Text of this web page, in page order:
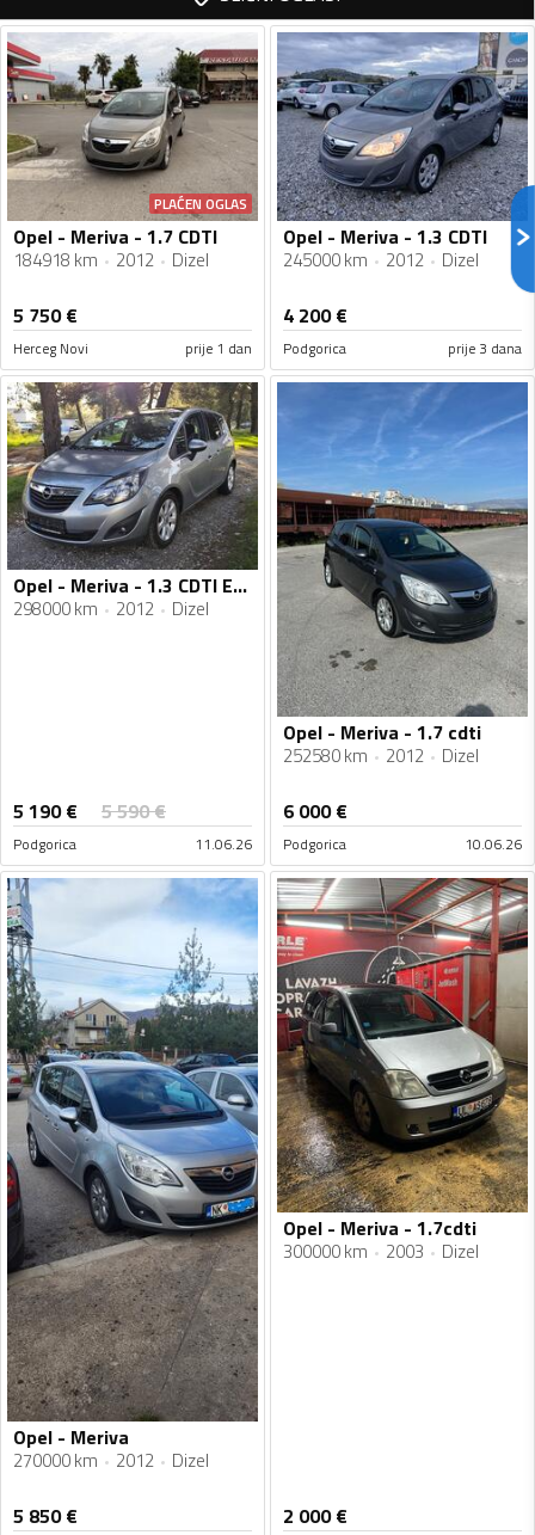
PLAĆEN OGLAS
Opel - Meriva - 1.7 CDTI
184918 km 2012 Dizel
5 750€
Herceg Novi prije 1 dan
Opel - Meriva - 1.3 CDTI
245000 km 2012 Dizel
4 200€
Podgorica prije 3 dana
Opel - Meriva - 1.3 CDTI ECO FLEX
298000 km 2012 Dizel
5 190€ 5 590€
Podgorica 11.06.26
Opel - Meriva - 1.7 cdti
252580 km 2012 Dizel
6 000€
Podgorica 10.06.26
Opel - Meriva
270000 km 2012 Dizel
5 850€
Opel - Meriva - 1.7cdti
300000 km 2003 Dizel
2 000€